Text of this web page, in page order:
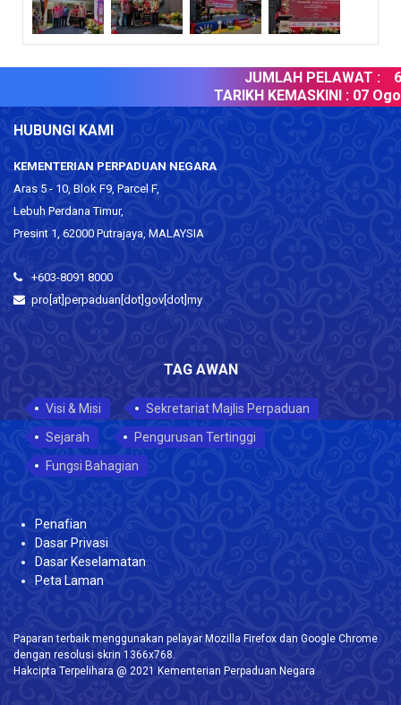
JUMLAH PELAWAT :
TARIKH KEMASKINI : 07
HUBUNGI KAMI
KEMENTERIAN PERPADUAN NEGARA
Aras 5 - 10, Blok F9, Parcel F,
Lebuh Perdana Timur,
Presint 1, 62000 Putrajaya, MALAYSIA
+603-8091 8000
pro[at]perpaduan[dot]gov[dot]my
TAG AWAN
Visi & Misi
Sekretariat Majlis Perpaduan
Sejarah
Pengurusan Tertinggi
Fungsi Bahagian
Penafian
Dasar Privasi
Dasar Keselamatan
Peta Laman
Paparan terbaik menggunakan pelayar Mozilla Firefox dan Google Chrome
dengan resolusi skrin 1366x768.
Hakcipta Terpelihara @ 2021 Kementerian Perpaduan Negara